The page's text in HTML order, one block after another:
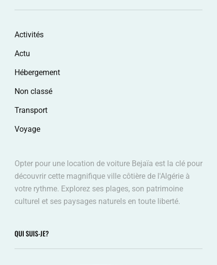
Activités
Actu
Hébergement
Non classé
Transport
Voyage
Opter pour une location de voiture Bejaïa est la clé pour
découvrir cette magnifique ville côtière de l'Algérie à
votre rythme. Explorez ses plages, son patrimoine
culturel et ses paysages naturels en toute liberté.
QUI SUIS-JE?